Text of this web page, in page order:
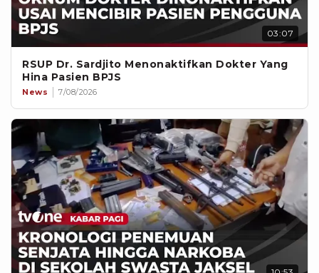
03:07
RSUP Dr. Sardjito Menonaktifkan Dokter Yang
Hina Pasien BPJS
News 7/08/2026